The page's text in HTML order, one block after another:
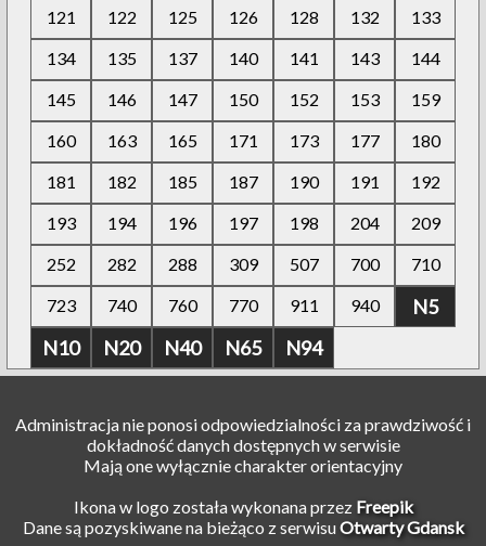
121
122 125 126 128 132
133
134
135 137 140 141 143
144
145
146 147 150 152 153
159
160
163 165 171 173 177
180
181
182 185 187 190 191
192
193
194 196 197 198 204
209
252
282 288 309 507 700
710
723
740 760 770 911 940
N5
N10
N20 N40 N65 N94
Administracja nie ponosi odpowiedzialności za prawdziwość i
dokładność danych dostępnych w serwisie
Mają one wyłącznie charakter orientacyjny
Ikona w logo została wykonana przez Freepik
Dane są pozyskiwane na bieżąco z serwisuOtwarty Gdansk